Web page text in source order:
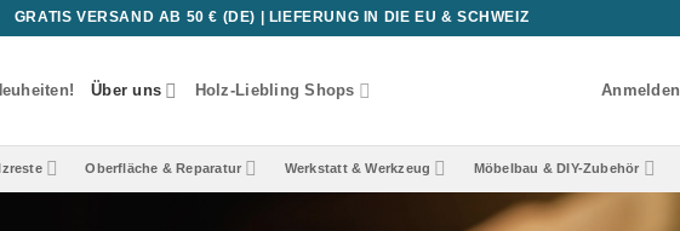
GRATIS VERSAND AB 50 € (DE) | LIEFERUNG IN DIE EU & SCHWEIZ
Über uns Holz-Liebling Shops Anmelden
Oberfläche & Reparatur Werkstatt & Werkzeug Möbelbau & DIY-Zubehör